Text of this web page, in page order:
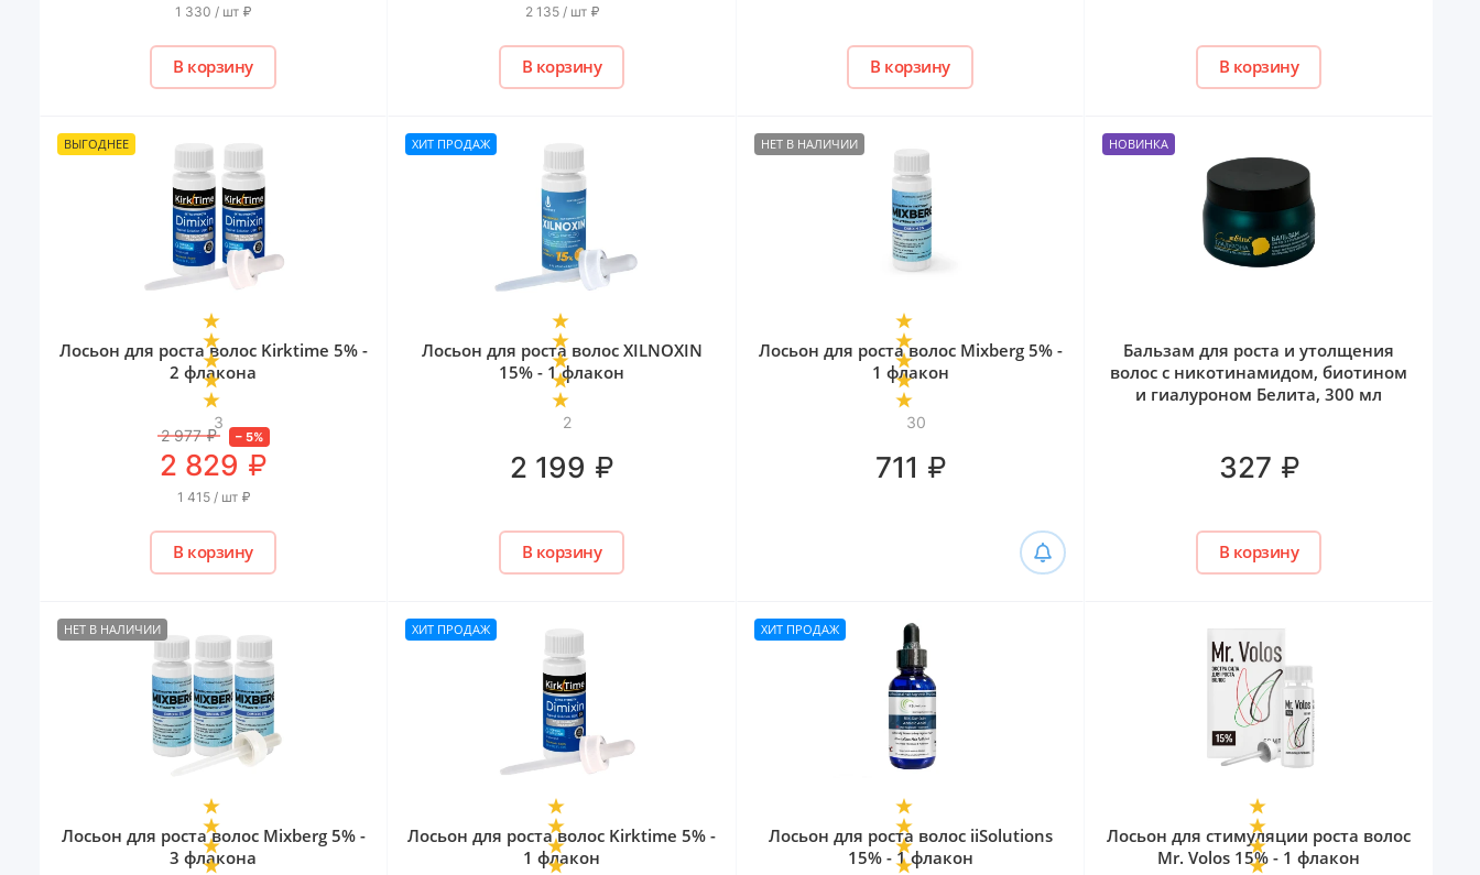
1 330 / шт ₽
В корзину
2 135 / шт ₽
В корзину В корзину В корзину
ВЫГОДНЕЕ
3
Лосьон для роста волос Kirktime 5% -
2 флакона
2 977 ₽ – 5%
2 829 ₽
1 415 / шт ₽
В корзину
ХИТ ПРОДАЖ
2
Лосьон для роста волос XILNOXIN
15% - 1 флакон
2 199 ₽
В корзину
НЕТ В НАЛИЧИИ
30
Лосьон для роста волос Mixberg 5% -
1 флакон
711 ₽
НОВИНКА
Бальзам для роста и утолщения
волос с никотинамидом, биотином
и гиалуроном Белита, 300 мл
327 ₽
В корзину
НЕТ В НАЛИЧИИ
Лосьон для роста волос Mixberg 5% -
3 флакона
ХИТ ПРОДАЖ
Лосьон для роста волос Kirktime 5% -
1 флакон
ХИТ ПРОДАЖ
Лосьон для роста волос iiSolutions
15% - 1 флакон
Лосьон для стимуляции роста волос
Mr. Volos 15% - 1 флакон